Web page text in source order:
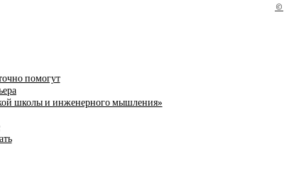
©
помогут
школы и инженерного мышления»